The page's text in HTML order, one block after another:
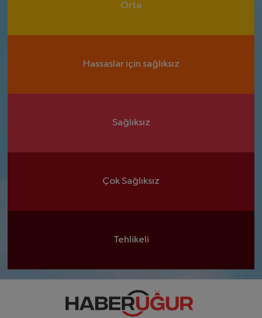
Orta
Hassaslar için sağlıksız
Sağlıksız
Çok Sağlıksız
Tehlikeli